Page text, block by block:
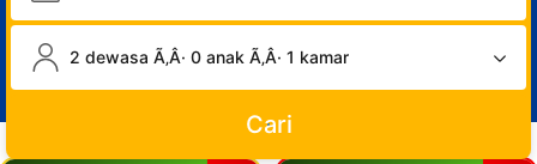
2 dewasa Ã‚Â· 0 anak Ã‚Â· 1 kamar
Cari